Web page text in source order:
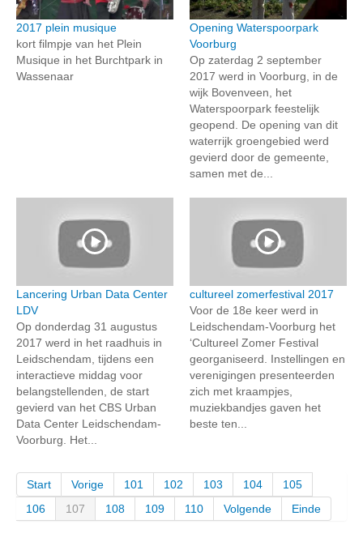
2017 plein musique
kort filmpje van het Plein
Musique in het Burchtpark in
Wassenaar
Opening Waterspoorpark
Voorburg
Op zaterdag 2 september
2017 werd in Voorburg, in de
wijk Bovenveen, het
Waterspoorpark feestelijk
geopend. De opening van dit
waterrijk groengebied werd
gevierd door de gemeente,
samen met de...
Lancering Urban Data Center
LDV
Op donderdag 31 augustus
2017 werd in het raadhuis in
Leidschendam, tijdens een
interactieve middag voor
belangstellenden, de start
gevierd van het CBS Urban
Data Center Leidschendam-
Voorburg. Het...
cultureel zomerfestival 2017
Voor de 18e keer werd in
Leidschendam-Voorburg het
‘Cultureel Zomer Festival
georganiseerd. Instellingen en
verenigingen presenteerden
zich met kraampjes,
muziekbandjes gaven het
beste ten...
Start Vorige 101 102 103 104
105
106
107 108 109 110 Volgende Einde